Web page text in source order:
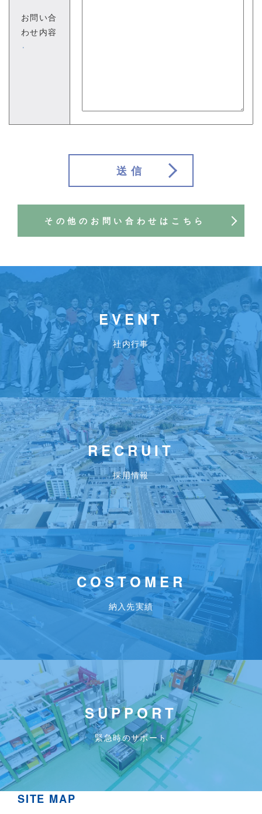
お問い合
わせ内容
※
送信
その他のお問い合わせはこちら
EVENT
社内行事
RECRUIT
採用情報
COSTOMER
納入先実績
SUPPORT
緊急時のサポート
SITE MAP